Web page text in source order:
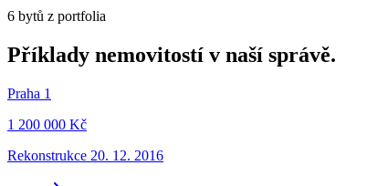
6 bytů z portfolia
Příklady nemovitostí v naší správě.
Praha 1
1 200 000 Kč
Rekonstrukce 20. 12. 2016